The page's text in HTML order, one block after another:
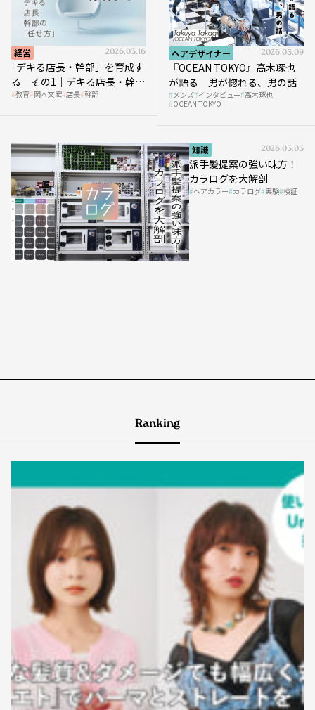
経営 2026.03.16
｢デキる店長・幹部」を育成す
る その1｜デキる店長・幹部
の「任せ方」
教育 岡本文宏 店長 幹部
ヘアデザイナー 2026.03.09
『OCEAN TOKYO』高木琢也
が語る 男が惚れる、男の話
メンズ インタビュー 高木琢也
OCEAN TOKYO
知識 2026.03.03
派手髪提案の強い味方！
カラログを大解剖
ヘアカラー カラログ 実験 検証
Ranking